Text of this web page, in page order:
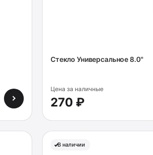
Стекло Универсальное 8.0"
Цена за наличные
270 ₽
В наличии